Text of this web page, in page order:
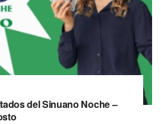
del Sinuano Noche –